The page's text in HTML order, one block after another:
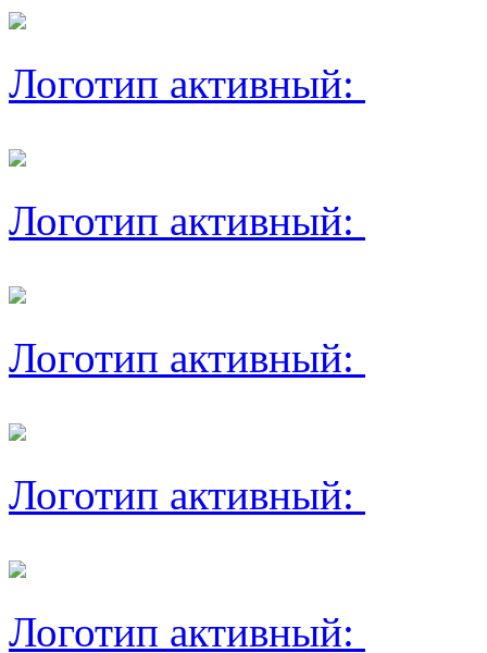
Логотип активный:
Логотип активный:
Логотип активный:
Логотип активный:
Логотип активный: